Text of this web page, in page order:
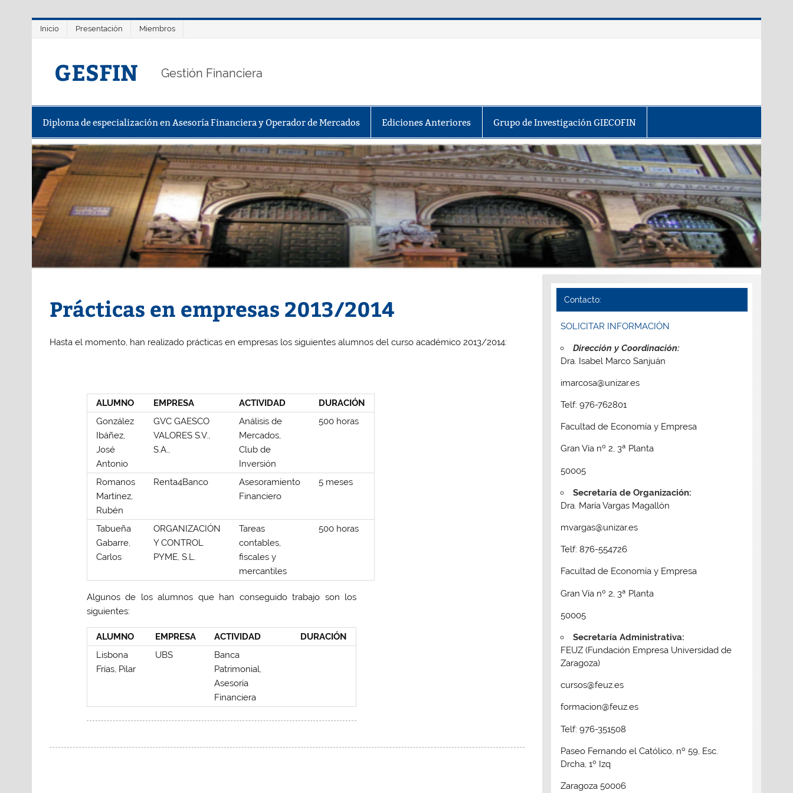
contenido
Inicio Presentación Miembros
GESFIN Gestión Financiera
Diploma de especialización en Asesoría Financiera y Operador de Mercados Ediciones Anteriores Grupo de Investigación GIECOFIN
Prácticas en empresas 2013/2014
Hasta el momento, han realizado prácticas en empresas los siguientes alumnos del curso académico 2013/2014:
ALUMNO EMPRESA ACTIVIDAD
DURACIÓN
González
Ibáñez,
José
Antonio
GVC GAESCO
VALORES S.V.,
S.A.,
Análisis de
Mercados,
Club de
Inversión
500 horas
Romanos
Martínez,
Rubén
Renta4Banco
Asesoramiento
Financiero
5 meses
Tabueña
Gabarre,
Carlos
ORGANIZACIÓN
Y CONTROL
PYME, S.L.
Tareas
contables,
fiscales y
mercantiles
500 horas
Algunos de los alumnos que han conseguido trabajo son los
siguientes:
ALUMNO EMPRESA ACTIVIDAD
DURACIÓN
Lisbona
Frías, Pilar
UBS
Banca
Patrimonial,
Asesoría
Financiera
Contacto:
SOLICITAR INFORMACIÓN
Dirección y Coordinación:
Dra. Isabel Marco Sanjuán
imarcosa@unizar.es
Telf: 976-762801
Facultad de Economía y Empresa
Gran Vía nº 2, 3ª Planta
50005
Secretaría de Organización:
Dra. María Vargas Magallón
mvargas@unizar.es
Telf: 876-554726
Facultad de Economía y Empresa
Gran Vía nº 2, 3ª Planta
50005
Secretaría Administrativa:
FEUZ (Fundación Empresa Universidad de
Zaragoza)
cursos@feuz.es
formacion@feuz.es
Telf: 976-351508
Paseo Fernando el Católico, nº 59, Esc.
Drcha, 1º Izq
Zaragoza 50006